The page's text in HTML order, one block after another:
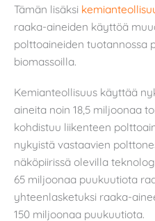
Tämän lisäksi
raaka-aineiden käyttöä
polttoaineiden tuotannossa
biomassoilla.
Kemianteollisuus käyttää
aineita noin 18,5 miljoonaa
kohdistuu liikenteen
nykyistä vastaavien
näköpiirissä olevilla
65 miljoonaa puukuutiota
yhteenlasketuksi raaka-
150 miljoonaa puukuutiota.